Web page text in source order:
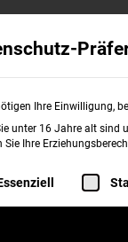
Was sind
Ihre Einwilligung,
unter 16 Jahre alt sind
Sie Ihre
eine